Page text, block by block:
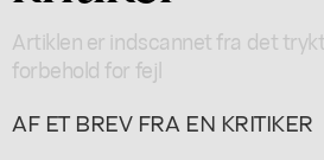
Artiklen er indscannet fra det
forbehold for fejl
AF ET BREV FRA EN KRITIKER